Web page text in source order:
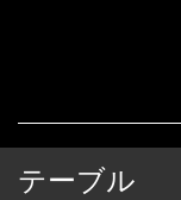
テーブル